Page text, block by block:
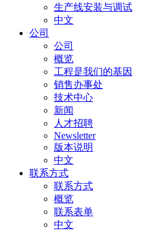
生产线安装与调试
中文
公司
公司
概览
工程是我们的基因
销售办事处
技术中心
新闻
人才招聘
Newsletter
版本说明
中文
联系方式
联系方式
概览
联系表单
中文